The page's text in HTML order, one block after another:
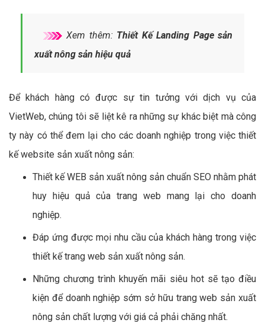
Xem thêm: Thiết Kế Landing Page sản
xuất nông sản hiệu quả
Để khách hàng có được sự tin tưởng với dịch vụ của
VietWeb, chúng tôi sẽ liệt kê ra những sự khác biệt mà công
ty này có thể đem lại cho các doanh nghiệp trong việc thiết
kế website sản xuất nông sản:
Thiết kế WEB sản xuất nông sản chuẩn SEO nhằm phát
huy hiệu quả của trang web mang lại cho doanh
nghiệp.
Đáp ứng được mọi nhu cầu của khách hàng trong việc
thiết kế trang web sản xuất nông sản.
Những chương trình khuyến mãi siêu hot sẽ tạo điều
kiện để doanh nghiệp sớm sở hữu trang web sản xuất
nông sản chất lượng với giá cả phải chăng nhất.